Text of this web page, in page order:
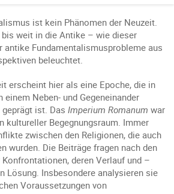
ist kein Phänomen der Neuzeit.
bis weit in die Antike – wie dieser
antike Fundamentalismusprobleme aus
beleuchtet.
erscheint hier als eine Epoche, die in
Neben- und Gegeneinander
ist. Das Imperium Romanum war
kultureller Begegnungsraum. Immer
zwischen den Religionen, die auch
wurden. Die Beiträge fragen nach den
deren Verlauf und –
Lösung. Insbesondere analysieren sie
Voraussetzungen von